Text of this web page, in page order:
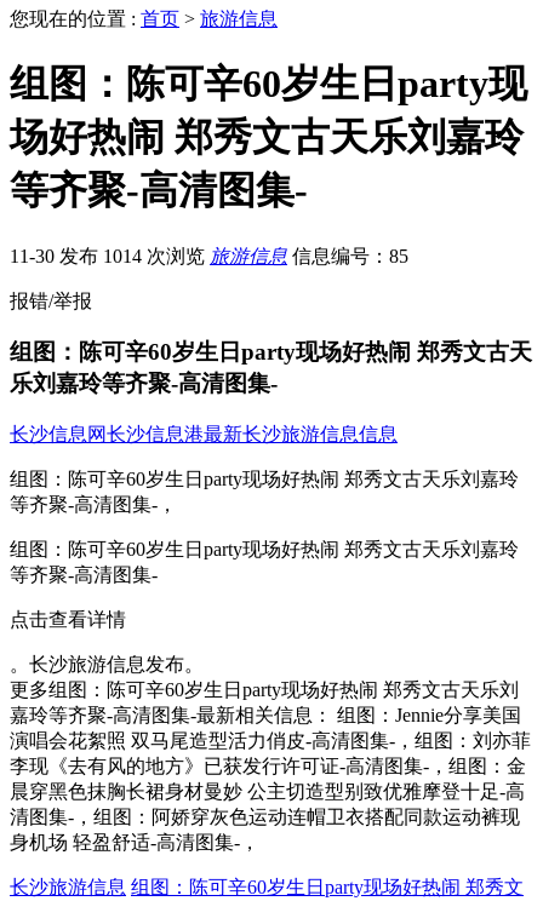
您现在的位置 : 首页 > 旅游信息
组图：陈可辛60岁生日party现
场好热闹 郑秀文古天乐刘嘉玲
等齐聚-高清图集-
11-30 发布 1014 次浏览 旅游信息 信息编号：85
报错/举报
组图：陈可辛60岁生日party现场好热闹 郑秀文古天
乐刘嘉玲等齐聚-高清图集-
长沙信息网长沙信息港最新长沙旅游信息信息
组图：陈可辛60岁生日party现场好热闹 郑秀文古天乐刘嘉玲
等齐聚-高清图集-，
组图：陈可辛60岁生日party现场好热闹 郑秀文古天乐刘嘉玲
等齐聚-高清图集-
点击查看详情
。长沙旅游信息发布。
更多组图：陈可辛60岁生日party现场好热闹 郑秀文古天乐刘
嘉玲等齐聚-高清图集-最新相关信息： 组图：Jennie分享美国
演唱会花絮照 双马尾造型活力俏皮-高清图集-，组图：刘亦菲
李现《去有风的地方》已获发行许可证-高清图集-，组图：金
晨穿黑色抹胸长裙身材曼妙 公主切造型别致优雅摩登十足-高
清图集-，组图：阿娇穿灰色运动连帽卫衣搭配同款运动裤现
身机场 轻盈舒适-高清图集-，
长沙旅游信息 组图：陈可辛60岁生日party现场好热闹 郑秀文